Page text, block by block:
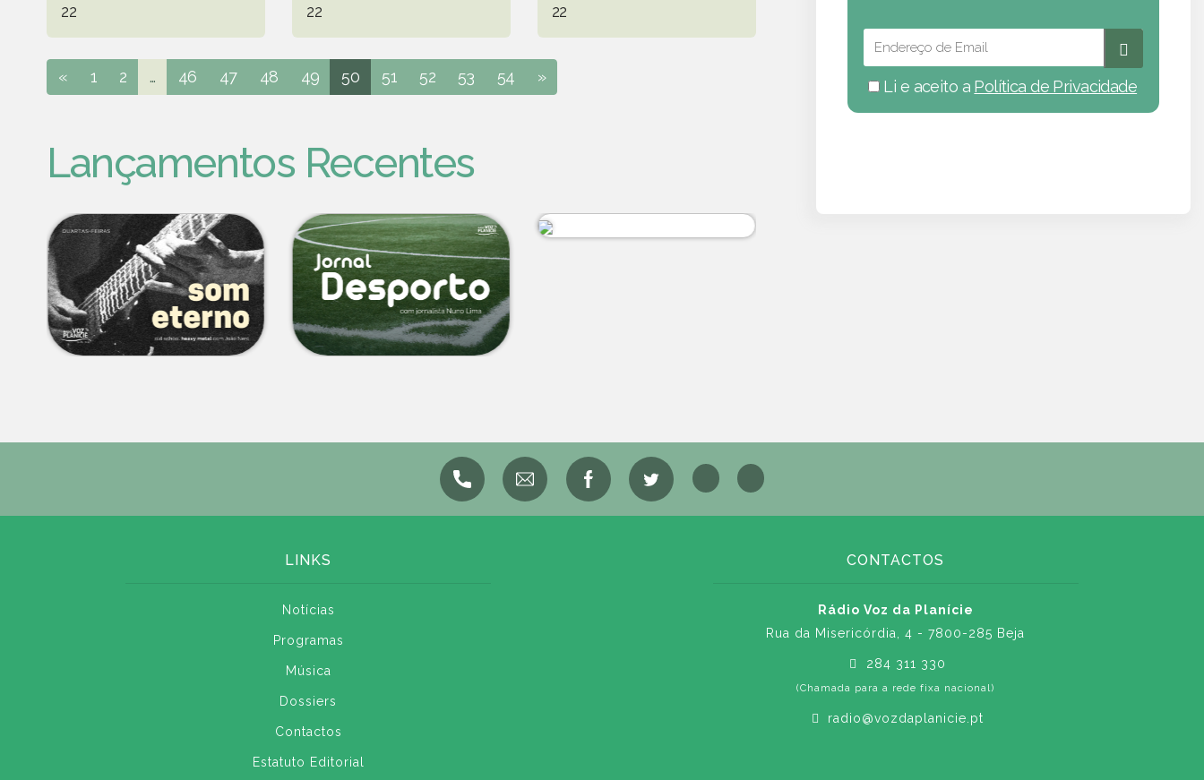
22
22
22
« 1 2 ... 46 47 48 49 50 51 52 53 54 »
Lançamentos Recentes
Li e aceito a Política de Privacidade
LINKS
Notícias
Programas
Música
Dossiers
Contactos
Estatuto Editorial
CONTACTOS
Rádio Voz da Planície
Rua da Misericórdia, 4 - 7800-285 Beja
284 311 330
(Chamada para a rede fixa nacional)
radio@vozdaplanicie.pt